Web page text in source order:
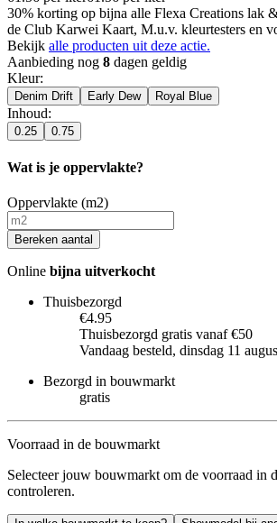
30% korting op bijna alle Flexa Creations lak
de Club Karwei Kaart, M.u.v. kleurtesters en
Bekijk alle producten uit deze actie.
Aanbieding nog 8 dagen geldig
Kleur:
Denim Drift Early Dew Royal Blue
Inhoud:
0.25 0.75
Wat is je oppervlakte?
Oppervlakte (m2)
Bereken aantal
Online bijna uitverkocht
Thuisbezorgd
€4.95
Thuisbezorgd gratis vanaf €50
Vandaag besteld, dinsdag 11
Bezorgd in bouwmarkt
gratis
Voorraad in de bouwmarkt
Selecteer jouw bouwmarkt om de voorraad in
controleren.